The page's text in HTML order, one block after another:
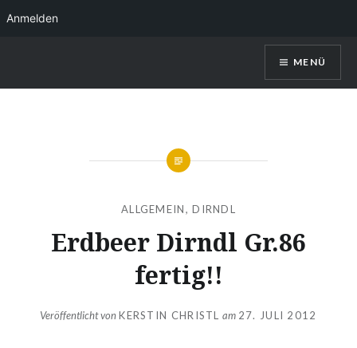
InhaltKerstin Christl
MENÜ
ALLGEMEIN,DIRNDL
Erdbeer Dirndl Gr.86
fertig!!
Veröffentlicht vonKERSTIN CHRISTL am 27. JULI 2012
Anmelden